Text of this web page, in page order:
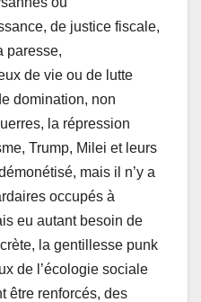
de justice fiscale,
paresse,
de vie ou de lutte
domination, non
la répression
Trump, Milei et leurs
mais il n’y a
occupés à
eu autant besoin de
la gentillesse punk
de l’écologie sociale
être renforcés, des